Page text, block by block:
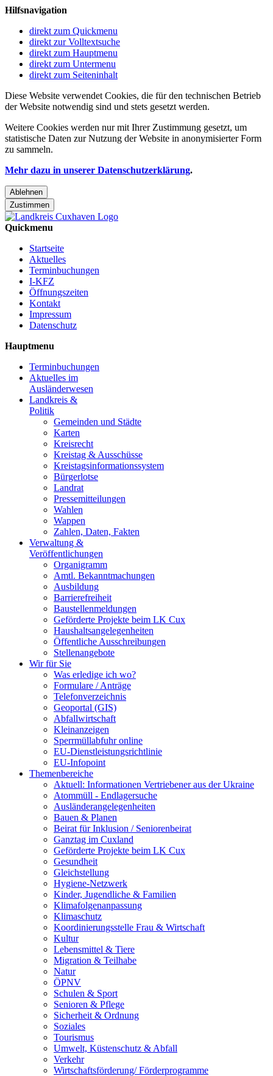
Hilfsnavigation
direkt zum Quickmenu
direkt zur Volltextsuche
direkt zum Hauptmenu
direkt zum Untermenu
direkt zum Seiteninhalt
Diese Website verwendet Cookies, die für den technischen Betrieb
der Website notwendig sind und stets gesetzt werden.
Weitere Cookies werden nur mit Ihrer Zustimmung gesetzt, um
statistische Daten zur Nutzung der Website in anonymisierter Form
zu sammeln.
Mehr dazu in unserer Datenschutzerklärung.
Ablehnen
Zustimmen
Quickmenu
Startseite
Aktuelles
Terminbuchungen
I-KFZ
Öffnungszeiten
Kontakt
Impressum
Datenschutz
Hauptmenu
Terminbuchungen
Aktuelles im
Ausländerwesen
Landkreis &
Politik
Gemeinden und Städte
Karten
Kreisrecht
Kreistag & Ausschüsse
Kreistagsinformationssystem
Bürgerlotse
Landrat
Pressemitteilungen
Wahlen
Wappen
Zahlen, Daten, Fakten
Verwaltung &
Veröffentlichungen
Organigramm
Amtl. Bekanntmachungen
Ausbildung
Barrierefreiheit
Baustellenmeldungen
Geförderte Projekte beim LK Cux
Haushaltsangelegenheiten
Öffentliche Ausschreibungen
Stellenangebote
Wir für Sie
Was erledige ich wo?
Formulare / Anträge
Telefonverzeichnis
Geoportal (GIS)
Abfallwirtschaft
Kleinanzeigen
Sperrmüllabfuhr online
EU-Dienstleistungsrichtlinie
EU-Infopoint
Themenbereiche
Aktuell: Informationen Vertriebener aus der Ukraine
Atommüll - Endlagersuche
Ausländerangelegenheiten
Bauen & Planen
Beirat für Inklusion / Seniorenbeirat
Ganztag im Cuxland
Geförderte Projekte beim LK Cux
Gesundheit
Gleichstellung
Hygiene-Netzwerk
Kinder, Jugendliche & Familien
Klimafolgenanpassung
Klimaschutz
Koordinierungsstelle Frau & Wirtschaft
Kultur
Lebensmittel & Tiere
Migration & Teilhabe
Natur
ÖPNV
Schulen & Sport
Senioren & Pflege
Sicherheit & Ordnung
Soziales
Tourismus
Umwelt, Küstenschutz & Abfall
Verkehr
Wirtschaftsförderung/ Förderprogramme